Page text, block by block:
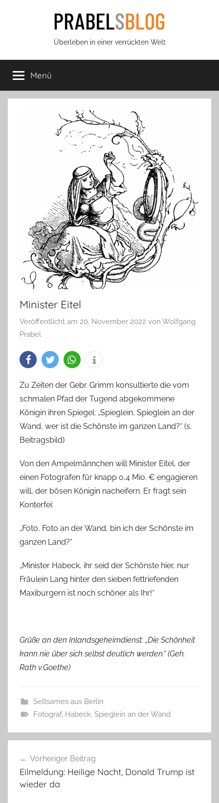
Prabels
Blog
Überleben in einer verrückten Welt
Menü
Minister Eitel
Veröffentlicht am 20. November 2022 von Wolfgang
Prabel
Zu Zeiten der Gebr. Grimm konsultierte die vom
schmalen Pfad der Tugend abgekommene
Königin ihren Spiegel: „Spieglein, Spieglein an der
Wand, wer ist die Schönste im ganzen Land?“ (s.
Beitragsbild)
Von den Ampelmännchen will Minister Eitel, der
einen Fotografen für knapp 0,4 Mio. € engagieren
will, der bösen Königin nacheifern. Er fragt sein
Konterfei:
„Foto, Foto an der Wand, bin ich der Schönste im
ganzen Land?“
„Minister Habeck, ihr seid der Schönste hier, nur
Fräulein Lang hinter den sieben fettriefenden
Maxiburgern ist noch schöner als Ihr!“
Grüße an den Inlandsgeheimdienst: „Die Schönheit
kann nie über sich selbst deutlich werden.“ (Geh.
Rath v.Goethe)
Seltsames aus Berlin
Fotograf, Habeck, Spieglein an der Wand
Vorheriger Beitrag
Eilmeldung: Heilige Nacht, Donald Trump ist
wieder da